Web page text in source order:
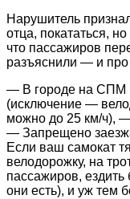
Нарушитель
отца, покататься,
что пассажиров
разъяснили — и
— В городе на СПМ
(исключение —
можно до 25 км/ч),
— Запрещено
Если ваш самокат
велодорожку, на
пассажиров, ездить
они есть), и уж тем